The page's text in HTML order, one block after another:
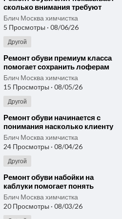
сколько внимания требуют
лоферы Zilli уже через год
носки
Блич Москва химчистка
5 Просмотры · 08/06/26
Другой
⁣Ремонт обуви премиум класса
помогает сохранить лоферам
Loro Piana дорогой внешний
вид
Блич Москва химчистка
15 Просмотры · 08/05/26
Другой
⁣Ремонт обуви начинается с
понимания насколько клиенту
действительно подходит
результат
Блич Москва химчистка
24 Просмотры · 08/04/26
Другой
⁣Ремонт обуви набойки на
каблуки помогает понять
зачем менять их вовремя и без
риска
Блич Москва химчистка
20 Просмотры · 08/03/26